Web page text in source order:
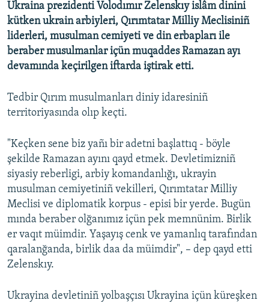
RFE/RS bütün saytları
Ukraina prezidenti Volodımır Zelenskıy islâm dinini
kütken ukrain arbiyleri, Qırımtatar Milliy Meclisiniñ
liderleri, musulman cemiyeti ve din erbapları ile
beraber musulmanlar içün muqaddes Ramazan ayı
devamında keçirilgen iftarda iştirak etti.
Tedbir Qırım musulmanları diniy idaresiniñ
territoriyasında olıp keçti.
"Keçken sene biz yañı bir adetni başlattıq - böyle
şekilde Ramazan ayını qayd etmek. Devletimizniñ
siyasiy reberligi, arbiy komandanlığı, ukrayin
musulman cemiyetiniñ vekilleri, Qırımtatar Milliy
Meclisi ve diplomatik korpus - episi bir yerde. Bugün
mında beraber olğanımız içün pek memnünim. Birlik
er vaqıt müimdir. Yaşayış cenk ve yamanlıq tarafından
qaralanğanda, birlik daa da müimdir", – dep qayd etti
Zelenskıy.
Ukrayina devletiniñ yolbaşçısı Ukrayina içün küreşken